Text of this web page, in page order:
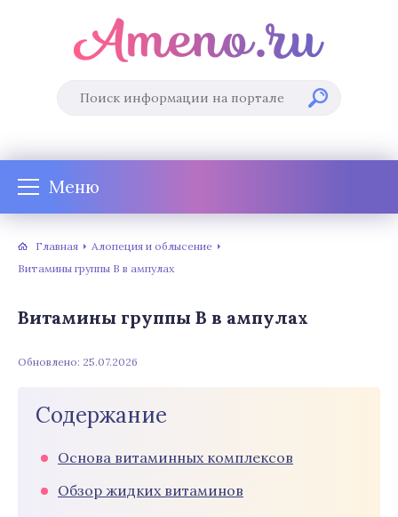
Меню
Главная
Алопеция и облысение
Витамины группы В в ампулах
Витамины группы В в ампулах
Обновлено: 25.07.2026
Содержание
Основа витаминных комплексов
Обзор жидких витаминов